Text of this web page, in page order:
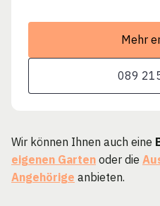
Mehr
089
Wir können Ihnen auch eine
eigenen Garten oder die
Angehörige anbieten.